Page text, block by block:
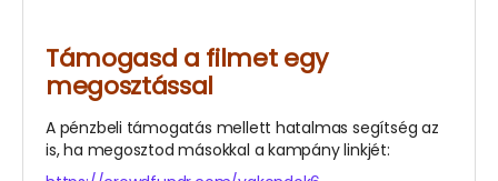
Támogasd a filmet egy
megosztással
A pénzbeli támogatás mellett hatalmas segítség az
is, ha megosztod másokkal a kampány linkjét: